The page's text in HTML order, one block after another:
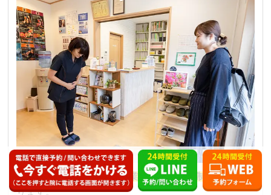
当院は 平日夜8時までの営業、ご予約優先制 となってお
ります。